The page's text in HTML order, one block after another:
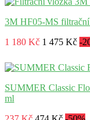
3M HF05-MS
1 180 Kč 1 475 Kč -
SUMMER Classic
ml